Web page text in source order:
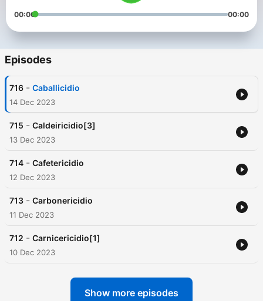
00:00 00:00
Episodes
716 - Caballicidio
14 Dec 2023
715 - Caldeiricidio[3]
13 Dec 2023
714 - Cafetericidio
12 Dec 2023
713 - Carbonericidio
11 Dec 2023
712 - Carnicericidio[1]
10 Dec 2023
Show more episodes